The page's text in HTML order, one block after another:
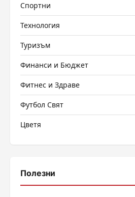
Спортни
Технология
Туризъм
Финанси и Бюджет
Фитнес и Здраве
Футбол Свят
Цветя
Полезни